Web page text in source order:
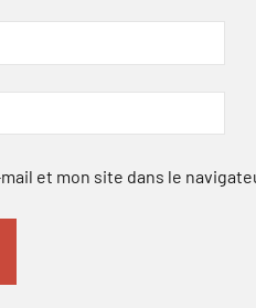
et mon site dans le